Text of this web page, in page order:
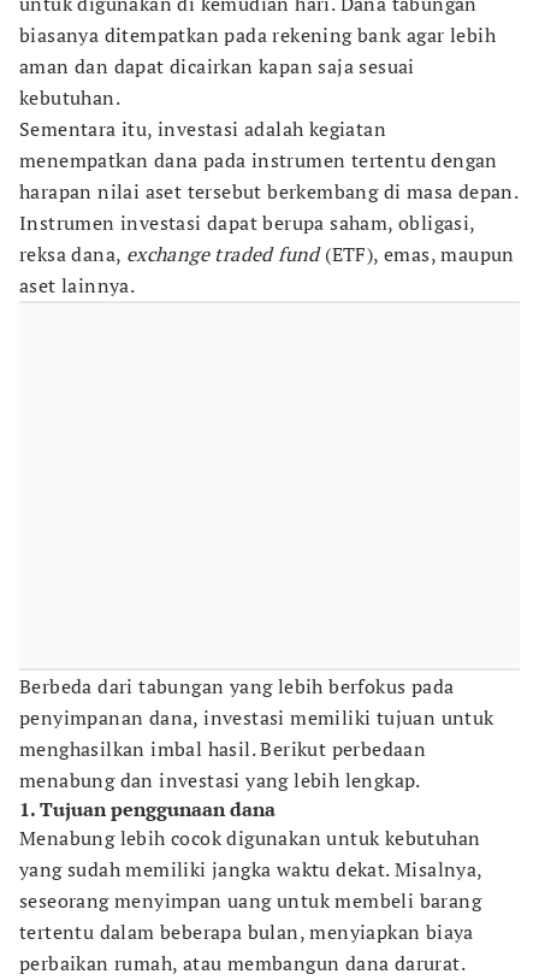
biasanya ditempatkan pada rekening bank agar lebih
aman dan dapat dicairkan kapan saja sesuai
kebutuhan.
Sementara itu, investasi adalah kegiatan
menempatkan dana pada instrumen tertentu dengan
harapan nilai aset tersebut berkembang di masa depan.
Instrumen investasi dapat berupa saham, obligasi,
reksa dana, exchange traded fund(ETF), emas, maupun
aset lainnya.
Berbeda dari tabungan yang lebih berfokus pada
penyimpanan dana, investasi memiliki tujuan untuk
menghasilkan imbal hasil. Berikut perbedaan
menabung dan investasi yang lebih lengkap.
1. Tujuan penggunaan dana
Menabung lebih cocok digunakan untuk kebutuhan
yang sudah memiliki jangka waktu dekat. Misalnya,
seseorang menyimpan uang untuk membeli barang
tertentu dalam beberapa bulan, menyiapkan biaya
perbaikan rumah, atau membangun dana darurat.